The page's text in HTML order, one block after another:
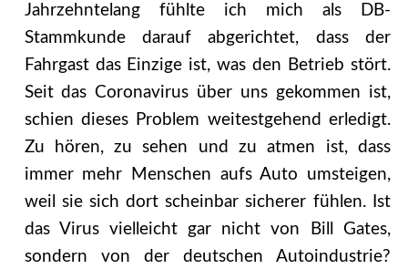
Jahrzehntelang fühlte ich mich als DB-
Stammkunde darauf abgerichtet, dass der
Fahrgast das Einzige ist, was den Betrieb stört.
Seit das Coronavirus über uns gekommen ist,
schien dieses Problem weitestgehend erledigt.
Zu hören, zu sehen und zu atmen ist, dass
immer mehr Menschen aufs Auto umsteigen,
weil sie sich dort scheinbar sicherer fühlen. Ist
das Virus vielleicht gar nicht von Bill Gates,
sondern von der deutschen Autoindustrie?